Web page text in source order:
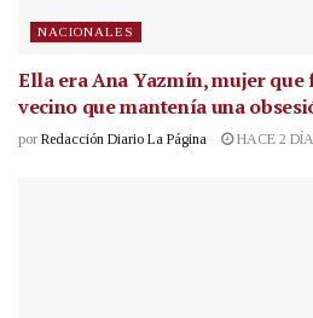
NACIONALES
Ella era Ana Yazmín, mujer que
vecino que mantenía una
por Redacción Diario La Página HACE 2